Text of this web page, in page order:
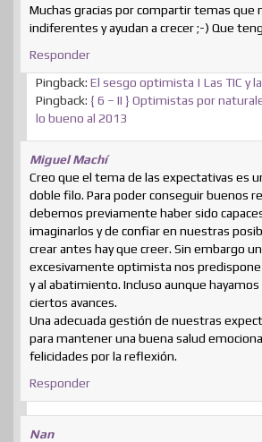
Muchas gracias por compartir temas que
indiferentes y ayudan a crecer ;-) Que
Responder
Pingback: El sesgo optimista | Las TIC y
Pingback: { 6 – II } Optimistas por
lo bueno al 2013
Miguel Machí
Creo que el tema de las expectativas es
doble filo. Para poder conseguir buenos
debemos previamente haber sido
imaginarlos y de confiar en nuestras
crear antes hay que creer. Sin embargo
excesivamente optimista nos predispone
y al abatimiento. Incluso aunque
ciertos avances.
Una adecuada gestión de nuestras
para mantener una buena salud
felicidades por la reflexión.
Responder
Nan